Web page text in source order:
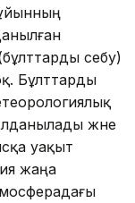
себу)
Бұлттарды
және
уақыт
жаңа